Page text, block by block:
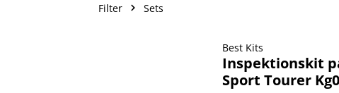
Filter Sets
Best Kits
Inspektionskit
Sport Tourer